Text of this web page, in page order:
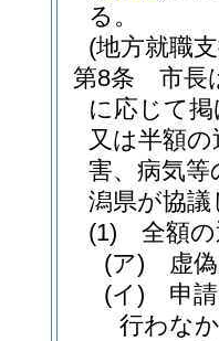
る。
(地方就職
第8条
市長
に応じて
又は半額
害、病気
潟県が協
(1)
全額
(ア)
虚
(イ)
申
行わな